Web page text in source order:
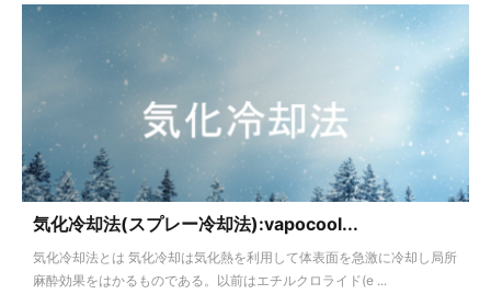
気化冷却法(スプレー冷却法):vapocool...
気化冷却法とは 気化冷却は気化熱を利用して体表面を急激に冷却し局所
麻酔効果をはかるものである。以前はエチルクロライド(e ...